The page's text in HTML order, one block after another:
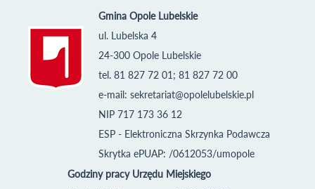
Gmina Opole Lubelskie
ul. Lubelska 4
24-300 Opole Lubelskie
tel. 81 827 72 01; 81 827 72 00
e-mail: sekretariat@opolelubelskie.pl
NIP 717 173 36 12
ESP - Elektroniczna Skrzynka Podawcza
Skrytka ePUAP: /0612053/umopole
Godziny pracy Urzędu Miejskiego